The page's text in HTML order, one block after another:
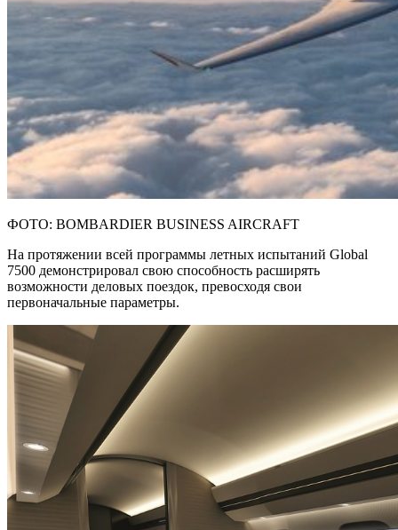
ФОТО: BOMBARDIER BUSINESS AIRCRAFT
На протяжении всей программы летных испытаний Global
7500 демонстрировал свою способность расширять
возможности деловых поездок, превосходя свои
первоначальные параметры.